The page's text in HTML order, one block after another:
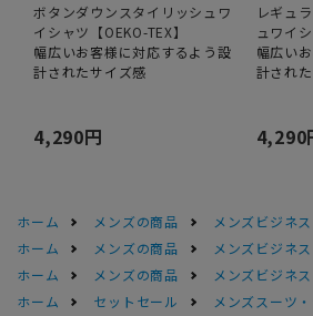
ボタンダウンスタイリッシュワ
イシャツ【OEKO-TEX】
幅広いお客様に対応するよう設
計されたサイズ感
4,290円
レギュ
ュワイ
幅広い
計され
4,290
ホーム メンズの商品 メンズビジネス
ホーム
メンズの商品 メンズビジネス
ホーム
メンズの商品 メンズビジネス
ホーム
セットセール
メンズスーツ